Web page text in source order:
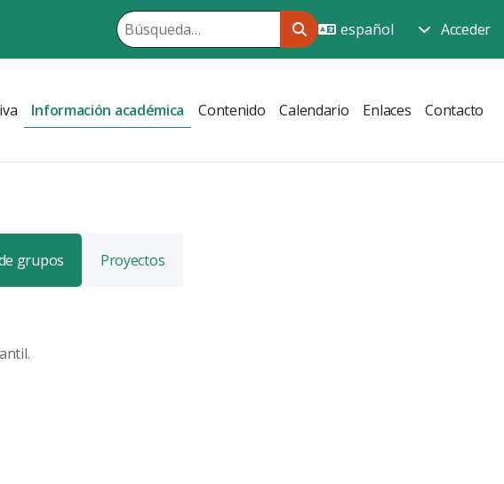
Acceder
Información académica Contenido Calendario Enlaces Contacto
grupos Proyectos